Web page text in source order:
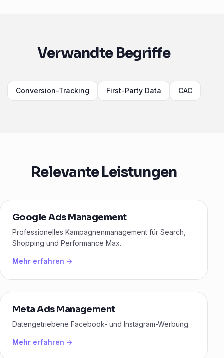
Verwandte Begriffe
Conversion-Tracking First-Party Data CAC
Relevante Leistungen
Google Ads Management
Professionelles Kampagnenmanagement für Search,
Shopping und Performance Max.
Mehr erfahren →
Meta Ads Management
Datengetriebene Facebook- und Instagram-Werbung.
Mehr erfahren →